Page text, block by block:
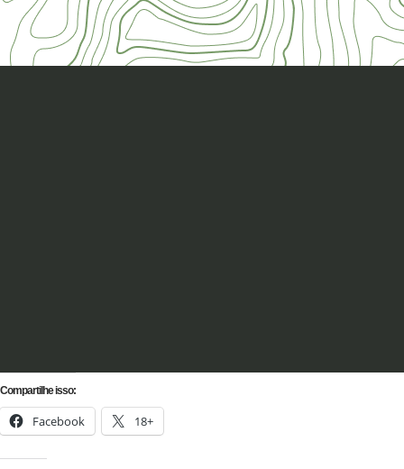
Compartilhe isso:
Facebook 18+